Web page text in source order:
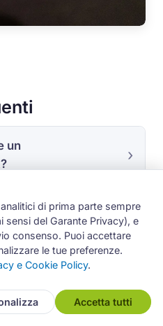
un
è in garanzia?
non scarica
di prima parte sempre
del Garante Privacy), e
consenso. Puoi accettare
le tue preferenze.
e Cookie Policy.
Accetta tutti